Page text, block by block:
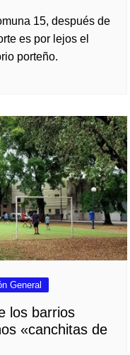
15, después de
es por lejos el
porteño.
General
los barrios
«canchitas de